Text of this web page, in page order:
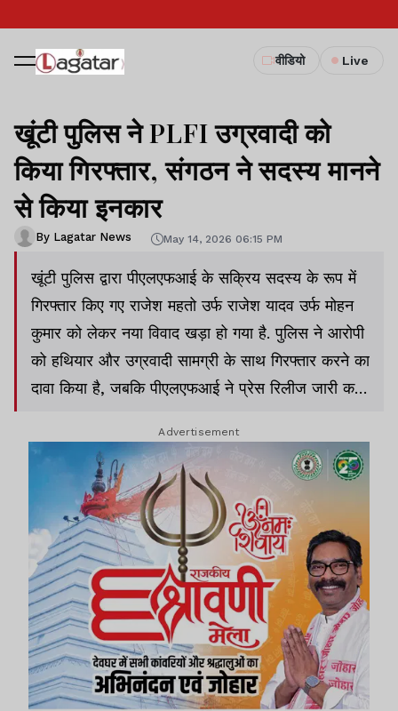
वीडियो Live
खूंटी पुलिस ने PLFI उग्रवादी को
किया गिरफ्तार, संगठन ने सदस्य मानने
से किया इनकार
By Lagatar News May 14, 2026 06:15 PM
खूंटी पुलिस द्वारा पीएलएफआई के सक्रिय सदस्य के रूप में
गिरफ्तार किए गए राजेश महतो उर्फ राजेश यादव उर्फ मोहन
कुमार को लेकर नया विवाद खड़ा हो गया है. पुलिस ने आरोपी
को हथियार और उग्रवादी सामग्री के साथ गिरफ्तार करने का
दावा किया है, जबकि पीएलएफआई ने प्रेस रिलीज जारी कर
Advertisement